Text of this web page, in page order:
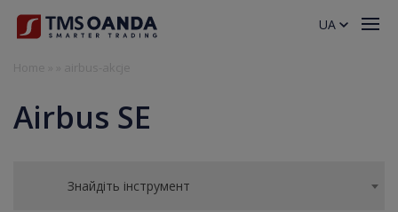
Airbus SE
Знайдіть інструмент
UA